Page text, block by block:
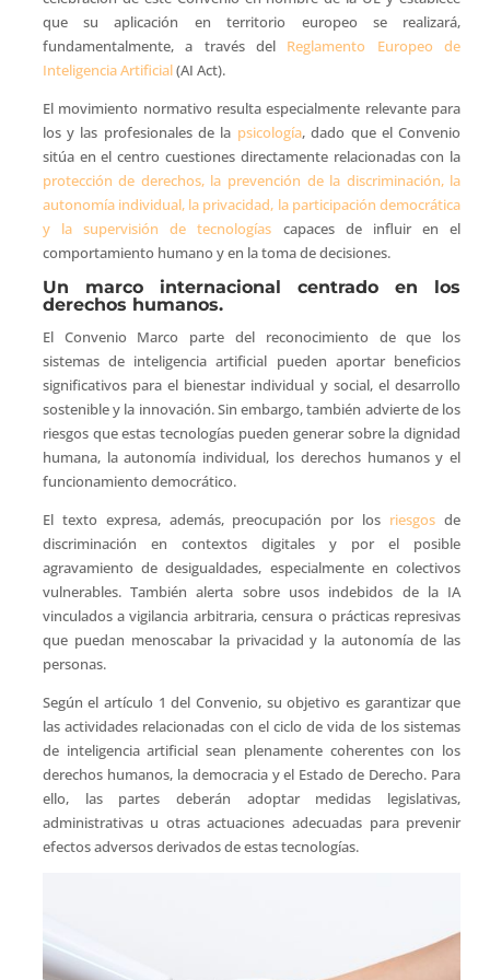
que su aplicación en territorio europeo se realizará,
fundamentalmente, a través del Reglamento Europeo de
Inteligencia Artificial(AI Act).
El movimiento normativo resulta especialmente relevante para
los y las profesionales de la psicología, dado que el Convenio
sitúa en el centro cuestiones directamente relacionadas con la
protección de derechos, la prevención de la discriminación, la
autonomía individual, la privacidad, la participación democrática
y la supervisión de tecnologías capaces de influir en el
comportamiento humano y en la toma de decisiones.
Un marco internacional centrado en los
derechos humanos.
El Convenio Marco parte del reconocimiento de que los
sistemas de inteligencia artificial pueden aportar beneficios
significativos para el bienestar individual y social, el desarrollo
sostenible y la innovación. Sin embargo, también advierte de los
riesgos que estas tecnologías pueden generar sobre la dignidad
humana, la autonomía individual, los derechos humanos y el
funcionamiento democrático.
El texto expresa, además, preocupación por los riesgos de
discriminación en contextos digitales y por el posible
agravamiento de desigualdades, especialmente en colectivos
vulnerables. También alerta sobre usos indebidos de la IA
vinculados a vigilancia arbitraria, censura o prácticas represivas
que puedan menoscabar la privacidad y la autonomía de las
personas.
Según el artículo 1 del Convenio, su objetivo es garantizar que
las actividades relacionadas con el ciclo de vida de los sistemas
de inteligencia artificial sean plenamente coherentes con los
derechos humanos, la democracia y el Estado de Derecho. Para
ello, las partes deberán adoptar medidas legislativas,
administrativas u otras actuaciones adecuadas para prevenir
efectos adversos derivados de estas tecnologías.